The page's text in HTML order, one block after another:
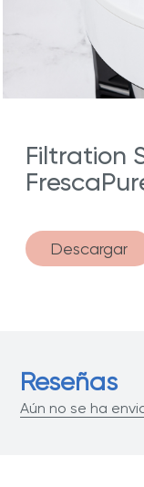
Filtration
Descargar
Reseñas
Aún no se ha